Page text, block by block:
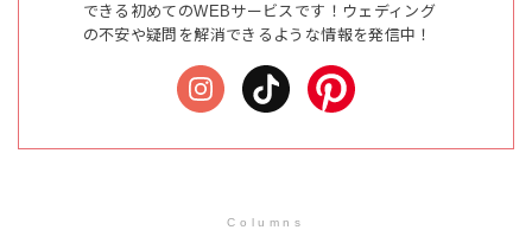
できる初めてのWEBサービスです！ウェディング
の不安や疑問を解消できるような情報を発信中！
Columns